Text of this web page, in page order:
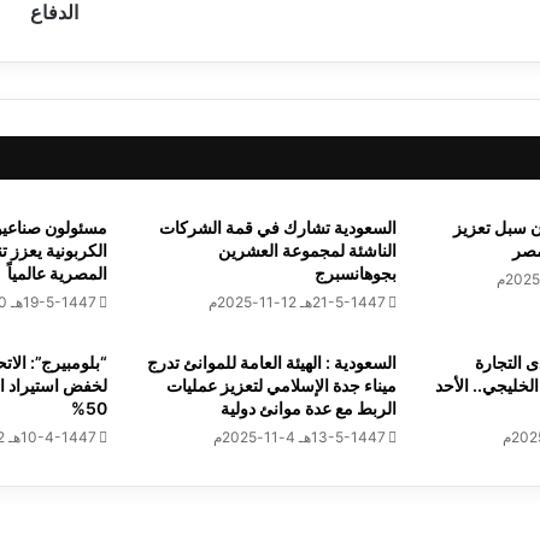
سوريون : رفع قانون “قيصر” فرصة اقتصادية واعدة مشروطة
البورصة عند إغلاق تعاملات اليوم
ل
م
ت
ب
أ
ا
س
و
ا
ز
ل
الدفاع
سبل تعزيز
السعودية تشارك في قمة الشركات
الناشئة لمجموعة العشرين
بجوهانسبرج
21-5-1447هـ 12-11-2025م
مسئولون
الكربونية يعزز
المصرية عالمياً
19-5-1447هـ 10-11-2025م
التجارة
الأحد
السعودية : الهيئة العامة للموانئ تدرج
ميناء جدة الإسلامي لتعزيز عمليات
الربط مع عدة موانئ دولية
13-5-1447هـ 4-11-2025م
“بلومبيرج”:
لخفض
50%
10-4-1447هـ 2-10-2025م